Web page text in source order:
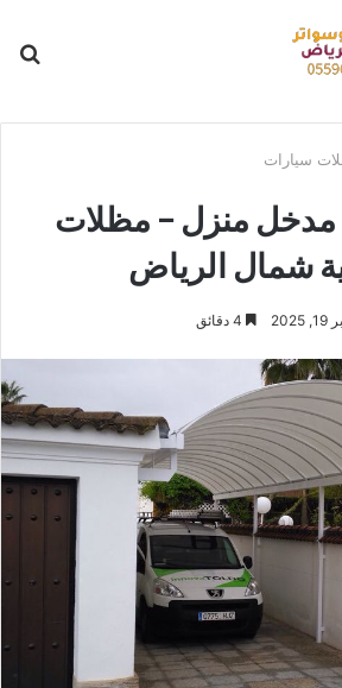
سيارات
مدخل منزل – مظلات
شمال الرياض